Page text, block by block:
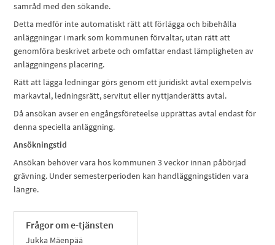
samråd med den sökande.
Detta medför inte automatiskt rätt att förlägga och bibehålla
anläggningar i mark som kommunen förvaltar, utan rätt att
genomföra beskrivet arbete och omfattar endast lämpligheten av
anläggningens placering.
Rätt att lägga ledningar görs genom ett juridiskt avtal exempelvis
markavtal, ledningsrätt, servitut eller nyttjanderätts avtal.
Då ansökan avser en engångsföreteelse upprättas avtal endast för
denna speciella anläggning.
Ansökningstid
Ansökan behöver vara hos kommunen 3 veckor innan påbörjad
grävning. Under semesterperioden kan handläggningstiden vara
längre.
Frågor om e-tjänsten
Jukka Mäenpää